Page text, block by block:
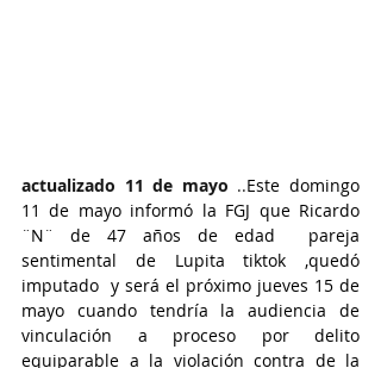
actualizado 11 de mayo ..Este domingo
11 de mayo informó la FGJ que Ricardo
¨N¨ de 47 años de edad  pareja
sentimental de Lupita tiktok ,quedó
imputado  y será el próximo jueves 15 de
mayo cuando tendría la audiencia de
vinculación a proceso por delito
equiparable a la violación contra de la